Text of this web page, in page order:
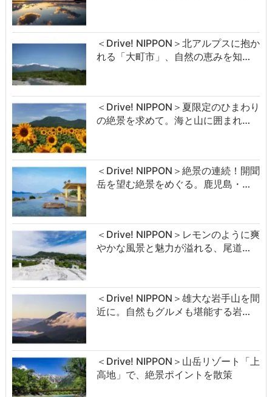
＜Drive! NIPPON＞北アルプスに抱か
れる「大町市」、自然の恵みを知…
＜Drive! NIPPON＞夏限定のひまわり
の絶景を求めて。海と山に囲まれ…
＜Drive! NIPPON＞絶景の連続！開聞
岳を望む絶景をめぐる。鹿児島・…
＜Drive! NIPPON＞レモンのように爽
やかな風景と魅力が溢れる、尾道…
＜Drive! NIPPON＞雄大な岩手山を間
近に。自然もグルメも堪能する岩…
＜Drive! NIPPON＞山岳リゾート「上
高地」で、絶景ポイントを散策